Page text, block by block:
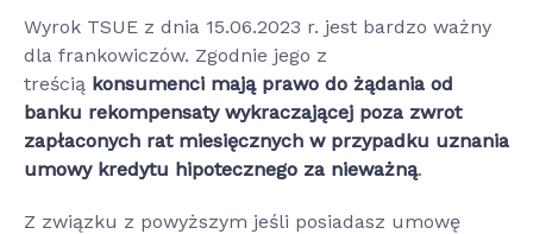
Wyrok TSUE z dnia 15.06.2023 r. jest bardzo ważny
dla frankowiczów. Zgodnie jego z
treścią konsumenci mają prawo do żądania od
banku rekompensaty wykraczającej poza zwrot
zapłaconych rat miesięcznych w przypadku uznania
umowy kredytu hipotecznego za nieważną.
Z związku z powyższym jeśli posiadasz umowę